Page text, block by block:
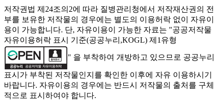
저작권법 제24조의2에 따라 질병관리청에서 저작재산권의 전
부를 보유한 저작물의 경우에는 별도의 이용허락 없이 자유이
용이 가능합니다. 단, 자유이용이 가능한 자료는 "공공저작물
자유이용허락 표시 기준(공공누리,KOGL) 제1유형
" 을 부착하여 개방하고 있으므로 공공누리
표시가 부착된 저작물인지를 확인한 이후에 자유 이용하시기
바랍니다. 자유이용의 경우에는 반드시 저작물의 출처를 구체
적으로 표시하여야 합니다.